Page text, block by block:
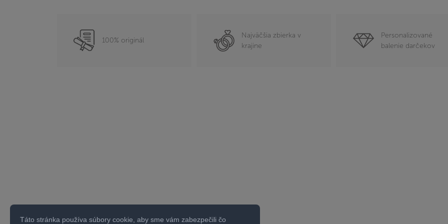
100% originál
Najväčšia zbierka v
krajine
Personalizované
balenie darčekov
Táto stránka používa súbory cookie, aby sme vám zabezpečili čo